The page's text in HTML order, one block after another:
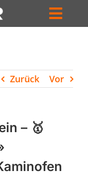
Zurück Vor
– 🥇